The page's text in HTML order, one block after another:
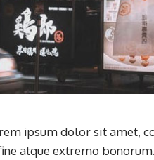
ipsum dolor sit amet,
atque extrerno